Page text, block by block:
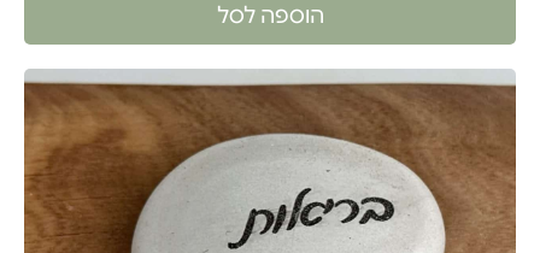
הוספה לסל